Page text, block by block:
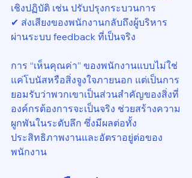
เชิงปฏิบัติ เช่น ปรับปรุงกระบวนการ
✔ ส่งเสียงของพนักงานกลับถึงผู้บริหาร
ผ่านระบบ feedback ที่เป็นจริง
การ “เห็นคุณค่า” ของพนักงานแบบไม่ใช่
แค่โบนัสหรือสิ่งจูงใจภายนอก แต่เป็นการ
ยอมรับว่าพวกเขาเป็นส่วนสำคัญของสิ่งที่
องค์กรต้องการจะเป็นจริง ช่วยสร้างความ
ผูกพันในระดับลึก ซึ่งมีผลต่อทั้ง
ประสิทธิภาพงานและอัตราอยู่ต่อของ
พนักงาน